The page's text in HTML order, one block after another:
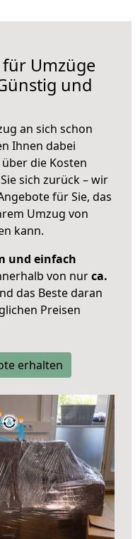
Umzüge
und
an sich schon
Ihnen dabei
die Kosten
sich zurück – wir
für Sie, das
Umzug von
kann.
und einfach
von nurca.
das Beste daran
Preisen
erhalten